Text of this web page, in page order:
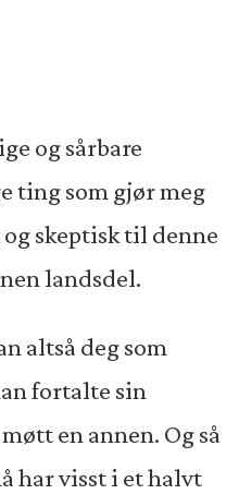
og sårbare
ting som gjør meg
skeptisk til denne
landsdel.
altså deg som
fortalte sin
en annen. Og så
har visst i et halvt